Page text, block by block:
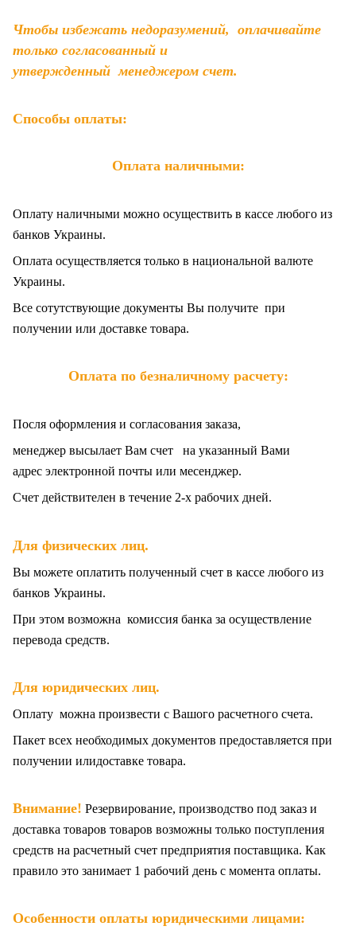
Чтобы избежать недоразумений, оплачивайте
только согласованный и
утвержденный менеджером счет.
Способы оплаты:
Оплата наличными:
Оплату наличными можно осуществить в кассе любого из
банков Украины.
Оплата осуществляется только в национальной валюте
Украины.
Все сотутствующие документы Вы получите при
получении или доставке товара.
Оплата по безналичному расчету:
Посля оформления и согласования заказа,
менеджер высылает Вам счет на указанный Вами
адрес электронной почты или месенджер.
Счет действителен в течение 2-х рабочих дней.
Для физических лиц.
Вы можете оплатить полученный счет в кассе любого из
банков Украины.
При этом возможна комиссия банка за осуществление
перевода средств.
Для юридических лиц.
Оплату можна произвести с Вашого расчетного счета.
Пакет всех необходимых документов предоставляется при
получении илидоставке товара.
Внимание! Резервирование, производство под заказ и
доставка товаров товаров возможны только поступления
средств на расчетный счет предприятия поставщика. Как
правило это занимает 1 рабочий день с момента оплаты.
Особенности оплаты юридическими лицами: